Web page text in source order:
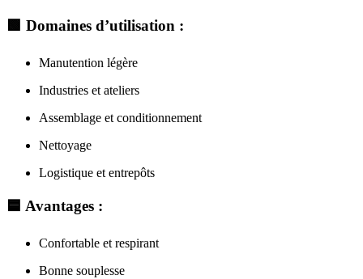
Domaines d’utilisation :
Manutention légère
Industries et ateliers
Assemblage et conditionnement
Nettoyage
Logistique et entrepôts
🟦 Avantages :
Confortable et respirant
Bonne souplesse